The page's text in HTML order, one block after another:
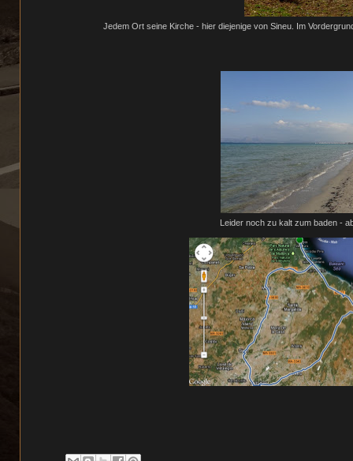
Jedem Ort seine Kirche - hier diejenige von Sineu. Im
Leider noch zu kalt zum baden -